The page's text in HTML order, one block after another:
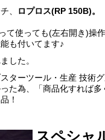
、
ロプロス(RP 150B)。
使っても(左右開き)操
も付いてます♪
した。
ターツール・生産 技術グ
た為、「商品化すれば
！
スペシャ